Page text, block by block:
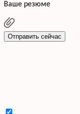
Ваше резюме
Отправить сейчас